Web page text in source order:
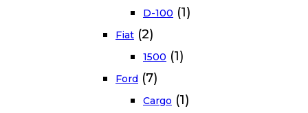
D-100 (1)
Fiat (2)
1500 (1)
Ford (7)
Cargo (1)